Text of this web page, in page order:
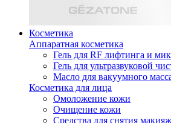
Косметика
Аппаратная косметика
Гель для RF лифтинга и
Гель для ультразвуковой
Масло для вакуумного
Косметика для лица
Омоложение кожи
Очищение кожи
Средства для снятия